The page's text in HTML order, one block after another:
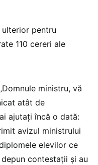
ulterior pentru
110 cereri ale
„Domnule ministru, vă
atât de
ajutați încă o dată:
avizul ministrului
elevilor ce
contestații și au